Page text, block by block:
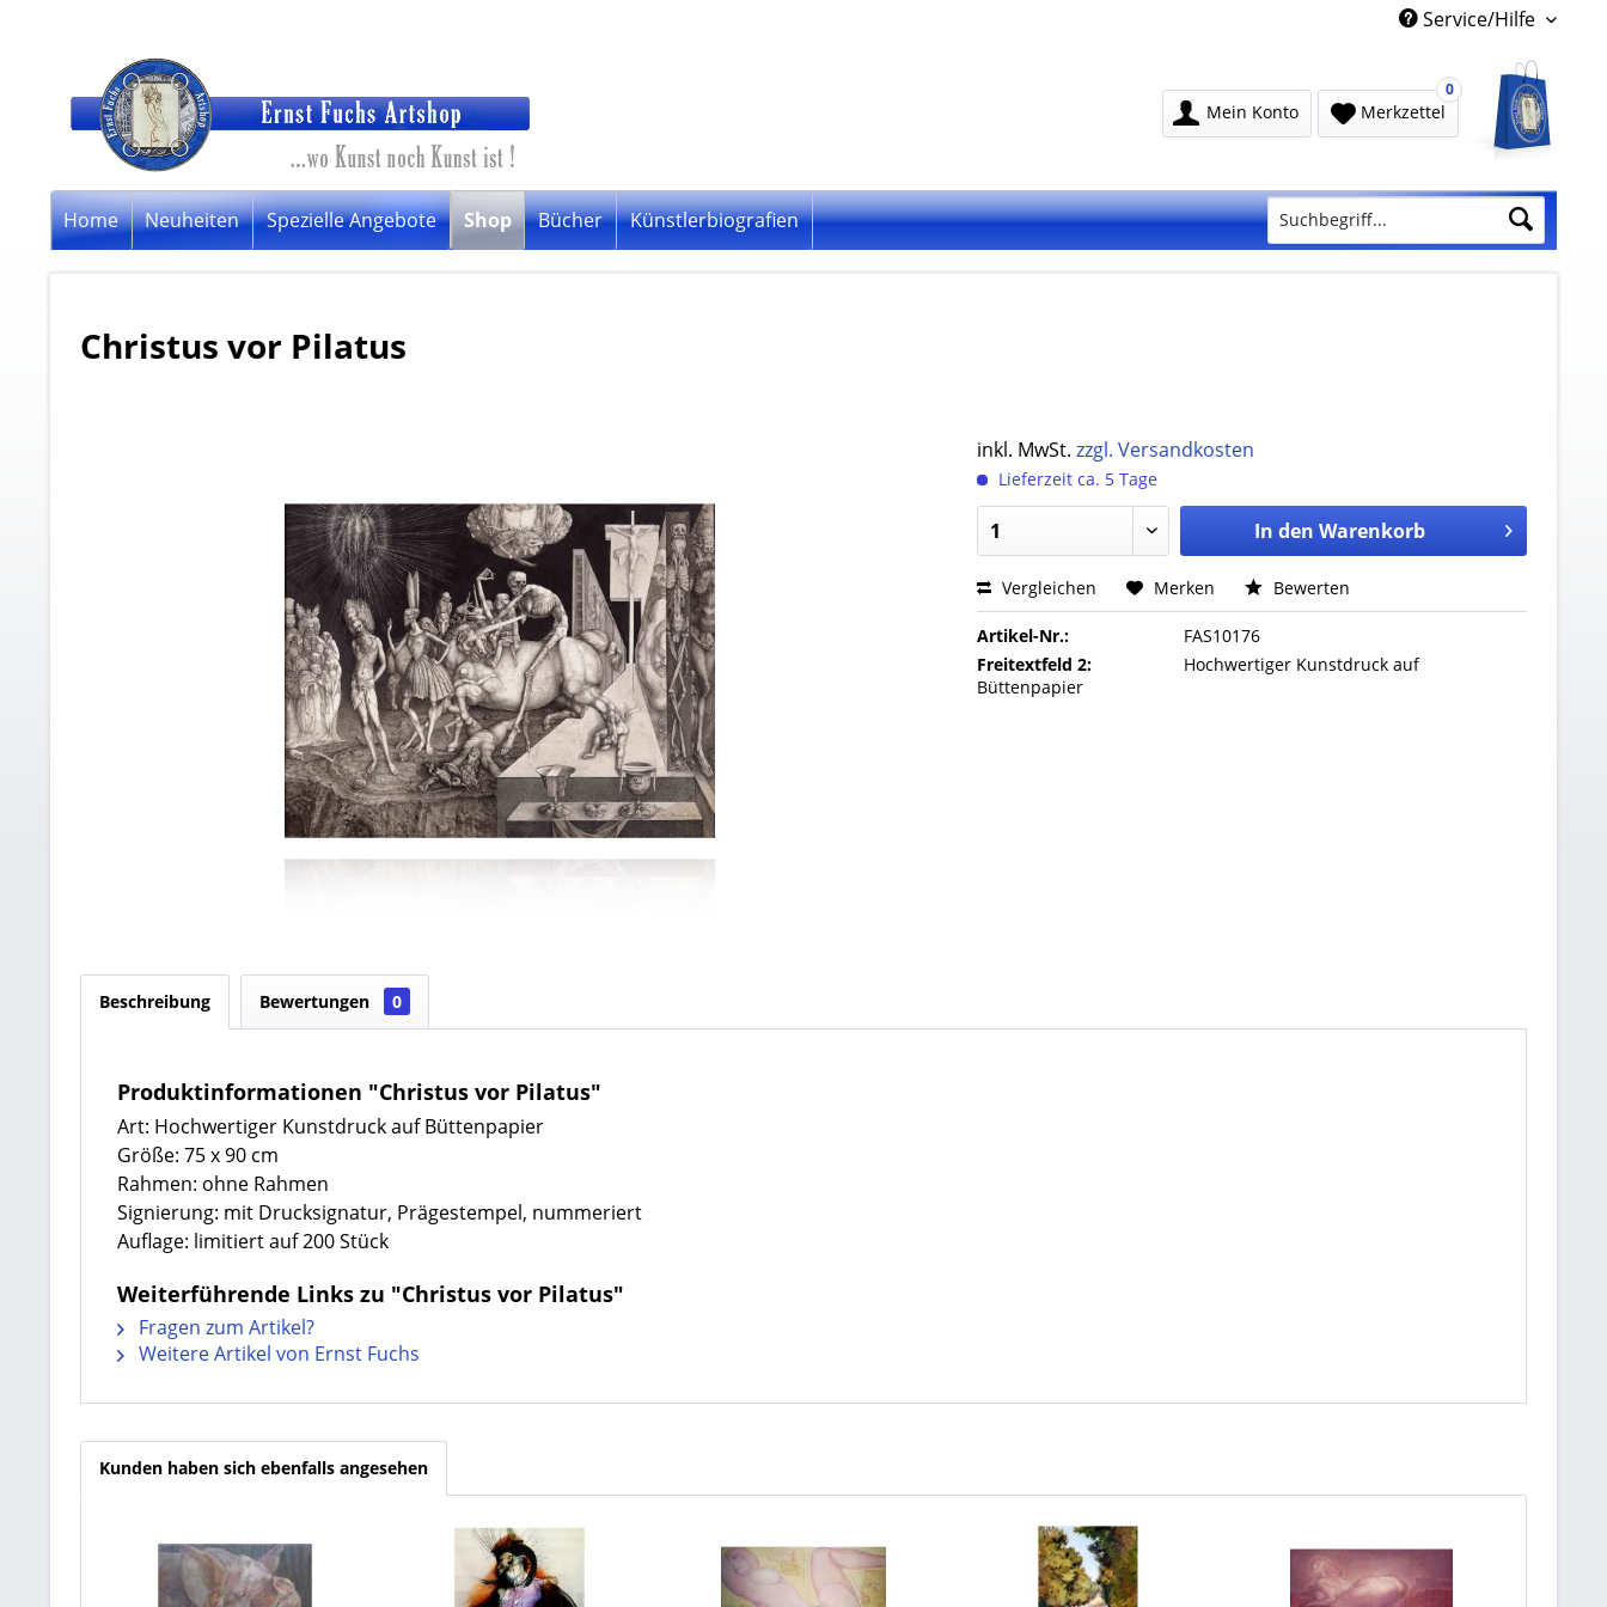
Service/Hilfe
Merkzettel
0
Mein Konto
Home Neuheiten Spezielle Angebote Shop Bücher Künstlerbiografien
Christus vor Pilatus
inkl. MwSt.zzgl. Versandkosten
Lieferzeit ca. 5 Tage
In den Warenkorb
Vergleichen Merken Bewerten
Artikel-Nr.:
FAS10176
Freitextfeld 2:
Hochwertiger Kunstdruck auf
Büttenpapier
Beschreibung Bewertungen 0
Produktinformationen "Christus vor Pilatus"
Art: Hochwertiger Kunstdruck auf Büttenpapier
Größe: 75 x 90 cm
Rahmen: ohne Rahmen
Signierung: mit Drucksignatur, Prägestempel, nummeriert
Auflage: limitiert auf 200 Stück
Weiterführende Links zu "Christus vor Pilatus"
Fragen zum Artikel?
Weitere Artikel von Ernst Fuchs
Kunden haben sich ebenfalls angesehen